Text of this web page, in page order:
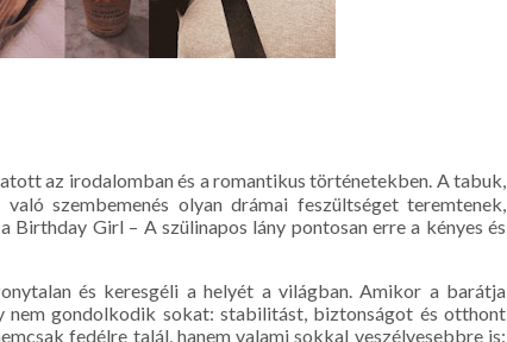
az irodalomban és a romantikus történetekben. A tabuk,
szembemenés olyan drámai feszültséget teremtenek,
Birthday Girl – A szülinapos lány pontosan erre a kényes és
és keresgéli a helyét a világban. Amikor a barátja
nem gondolkodik sokat: stabilitást, biztonságot és otthont
fedélre talál, hanem valami sokkal veszélyesebbre is: